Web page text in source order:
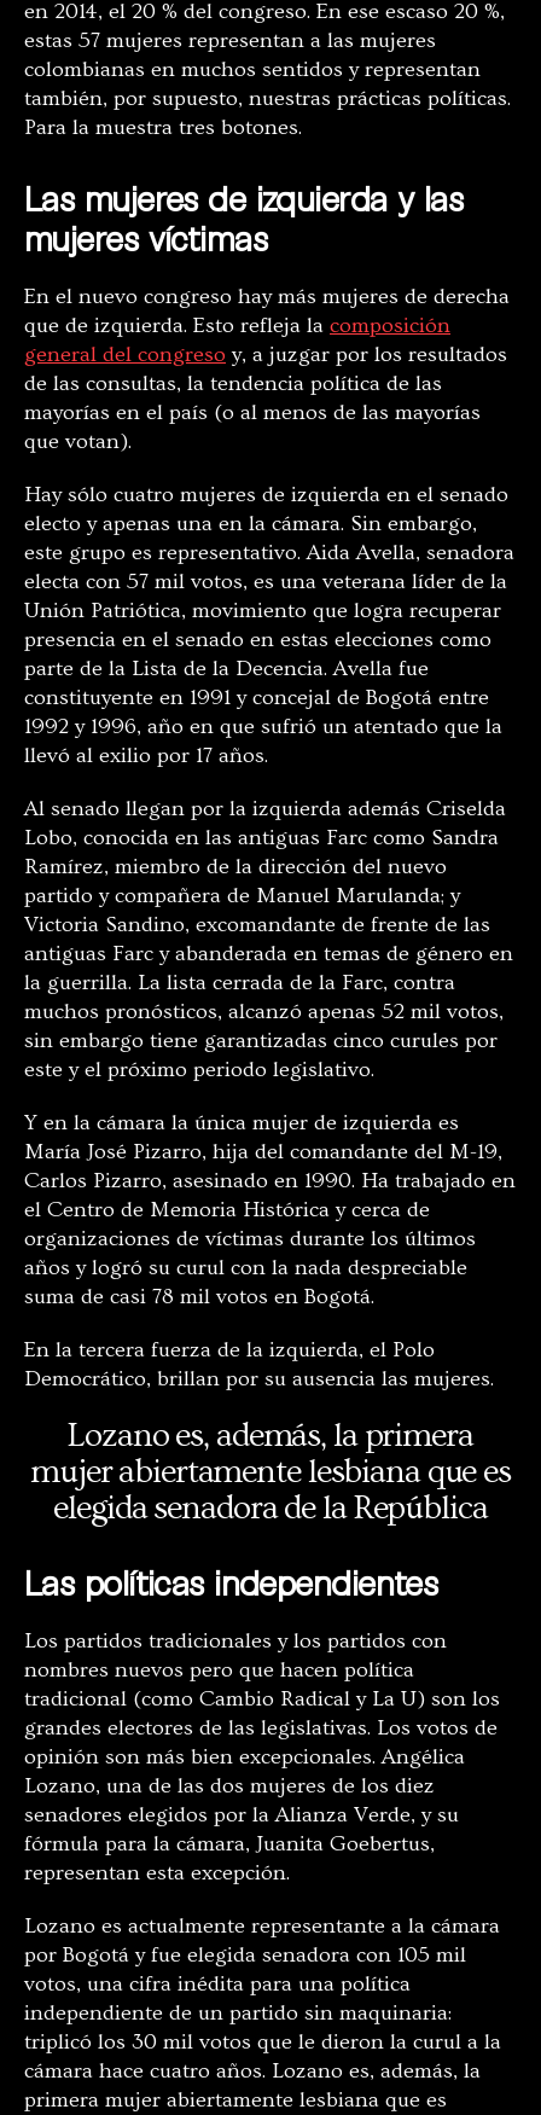
en 2014, el 20 % del congreso. En ese escaso 20 %,
estas 57 mujeres representan a las mujeres
colombianas en muchos sentidos y representan
también, por supuesto, nuestras prácticas políticas.
Para la muestra tres botones.
Las mujeres de izquierda y las
mujeres víctimas
En el nuevo congreso hay más mujeres de derecha
que de izquierda. Esto refleja la composición
general del congreso y, a juzgar por los resultados
de las consultas, la tendencia política de las
mayorías en el país (o al menos de las mayorías
que votan).
Hay sólo cuatro mujeres de izquierda en el senado
electo y apenas una en la cámara. Sin embargo,
este grupo es representativo. Aida Avella, senadora
electa con 57 mil votos, es una veterana líder de la
Unión Patriótica, movimiento que logra recuperar
presencia en el senado en estas elecciones como
parte de la Lista de la Decencia. Avella fue
constituyente en 1991 y concejal de Bogotá entre
1992 y 1996, año en que sufrió un atentado que la
llevó al exilio por 17 años.
Al senado llegan por la izquierda además Criselda
Lobo, conocida en las antiguas Farc como Sandra
Ramírez, miembro de la dirección del nuevo
partido y compañera de Manuel Marulanda; y
Victoria Sandino, excomandante de frente de las
antiguas Farc y abanderada en temas de género en
la guerrilla. La lista cerrada de la Farc, contra
muchos pronósticos, alcanzó apenas 52 mil votos,
sin embargo tiene garantizadas cinco curules por
este y el próximo periodo legislativo.
Y en la cámara la única mujer de izquierda es
María José Pizarro, hija del comandante del M-19,
Carlos Pizarro, asesinado en 1990. Ha trabajado en
el Centro de Memoria Histórica y cerca de
organizaciones de víctimas durante los últimos
años y logró su curul con la nada despreciable
suma de casi 78 mil votos en Bogotá.
En la tercera fuerza de la izquierda, el Polo
Democrático, brillan por su ausencia las mujeres.
Lozano es, además, la primera
mujer abiertamente lesbiana que es
elegida senadora de la República
Las políticas independientes
Los partidos tradicionales y los partidos con
nombres nuevos pero que hacen política
tradicional (como Cambio Radical y La U) son los
grandes electores de las legislativas. Los votos de
opinión son más bien excepcionales. Angélica
Lozano, una de las dos mujeres de los diez
senadores elegidos por la Alianza Verde, y su
fórmula para la cámara, Juanita Goebertus,
representan esta excepción.
Lozano es actualmente representante a la cámara
por Bogotá y fue elegida senadora con 105 mil
votos, una cifra inédita para una política
independiente de un partido sin maquinaria:
triplicó los 30 mil votos que le dieron la curul a la
cámara hace cuatro años. Lozano es, además, la
primera mujer abiertamente lesbiana que es